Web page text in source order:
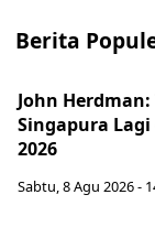
Berita
John
Singapura Lagi
2026
Sabtu, 8 Agu 2026 -